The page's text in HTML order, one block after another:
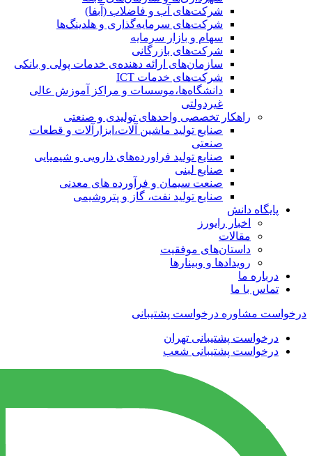
شرکت‌های آب و فاضلاب (آبفا)
شرکت‌های سرمایه‌گذاری و هلدینگ‌ها
سهام و بازار سرمایه
شرکت‌های بازرگانی
سازمان‌های ارائه دهنده‌ی خدمات پولی و بانکی
شرکت‌های خدمات ICT
دانشگاه‌ها،موسسات و مراکز آموزش عالی
غیردولتی
راهکار تخصصی واحدهای تولیدی و صنعتی
صنایع توليد ماشين آلات،ابزارآلات و قطعات
صنعتی
صنایع تولید فراورده‌های دارویی و شیمیایی
صنایع لبنی
صنعت سیمان و فرآورده های معدنی
صنایع تولید نفت، گاز و پتروشيمی
پایگاه دانش
اخبار رایورز
مقالات
داستان‌های موفقیت
رویدادها و وبینارها
درباره ما
تماس با ما
درخواست مشاوره درخواست پشتیبانی
درخواست پشتیبانی تهران
درخواست پشتیبانی شعب